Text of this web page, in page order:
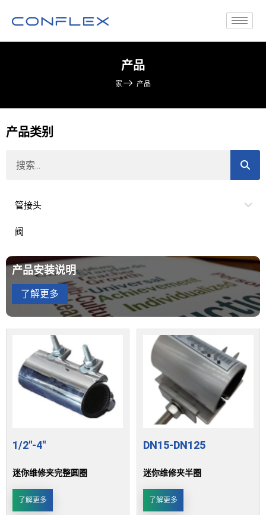
产品
家 产品
产品类别
管接头
阀
产品安装说明
了解更多
1/2''-4''
迷你维修夹完整圆圈
了解更多
DN15-DN125
迷你维修夹半圈
了解更多